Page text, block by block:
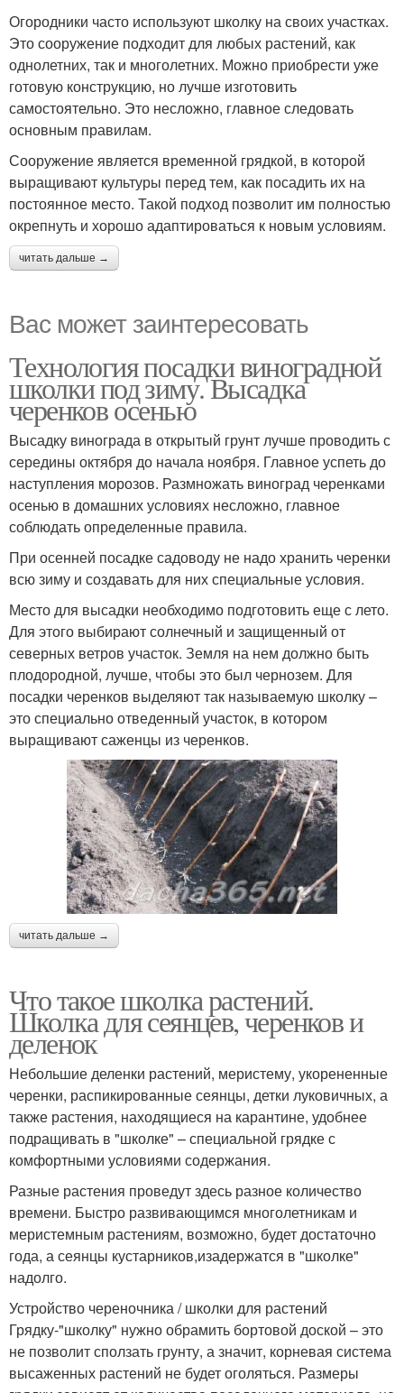
Огородники часто используют школку на своих участках.
Это сооружение подходит для любых растений, как
однолетних, так и многолетних. Можно приобрести уже
готовую конструкцию, но лучше изготовить
самостоятельно. Это несложно, главное следовать
основным правилам.
Сооружение является временной грядкой, в которой
выращивают культуры перед тем, как посадить их на
постоянное место. Такой подход позволит им полностью
окрепнуть и хорошо адаптироваться к новым условиям.
читать дальше →
Вас может заинтересовать
Технология посадки виноградной
школки под зиму. Высадка
черенков осенью
Высадку винограда в открытый грунт лучше проводить с
середины октября до начала ноября. Главное успеть до
наступления морозов. Размножать виноград черенками
осенью в домашних условиях несложно, главное
соблюдать определенные правила.
При осенней посадке садоводу не надо хранить черенки
всю зиму и создавать для них специальные условия.
Место для высадки необходимо подготовить еще с лето.
Для этого выбирают солнечный и защищенный от
северных ветров участок. Земля на нем должно быть
плодородной, лучше, чтобы это был чернозем. Для
посадки черенков выделяют так называемую школку –
это специально отведенный участок, в котором
выращивают саженцы из черенков.
читать дальше →
Что такое школка растений.
Школка для сеянцев, черенков и
деленок
Небольшие деленки растений, меристему, укорененные
черенки, распикированные сеянцы, детки луковичных, а
также растения, находящиеся на карантине, удобнее
подращивать в "школке" – специальной грядке с
комфортными условиями содержания.
Разные растения проведут здесь разное количество
времени. Быстро развивающимся многолетникам и
меристемным растениям, возможно, будет достаточно
года, а сеянцы кустарников,изадержатся в "школке"
надолго.
Устройство череночника / школки для растений
Грядку-"школку" нужно обрамить бортовой доской – это
не позволит сползать грунту, а значит, корневая система
высаженных растений не будет оголяться. Размеры